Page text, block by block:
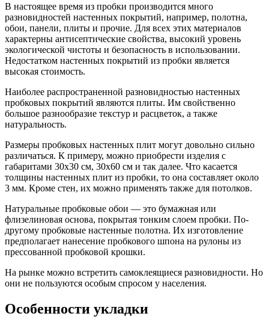
В настоящее время из пробки производится много
разновидностей настенных покрытий, например, полотна,
обои, панели, плиты и прочие. Для всех этих материалов
характерны антисептические свойства, высокий уровень
экологической чистоты и безопасность в использовании.
Недостатком настенных покрытий из пробки является
высокая стоимость.
Наиболее распространенной разновидностью настенных
пробковых покрытий являются плиты. Им свойственно
большое разнообразие текстур и расцветок, а также
натуральность.
Размеры пробковых настенных плит могут довольно сильно
различаться. К примеру, можно приобрести изделия с
габаритами 30х30 см, 30х60 см и так далее. Что касается
толщины настенных плит из пробки, то она составляет около
3 мм. Кроме стен, их можно применять также для потолков.
Натуральные пробковые обои — это бумажная или
флизелиновая основа, покрытая тонким слоем пробки. По-
другому пробковые настенные полотна. Их изготовление
предполагает нанесение пробкового шпона на рулоны из
прессованной пробковой крошки.
На рынке можно встретить самоклеящиеся разновидности. Но
они не пользуются особым спросом у населения.
Особенности укладки